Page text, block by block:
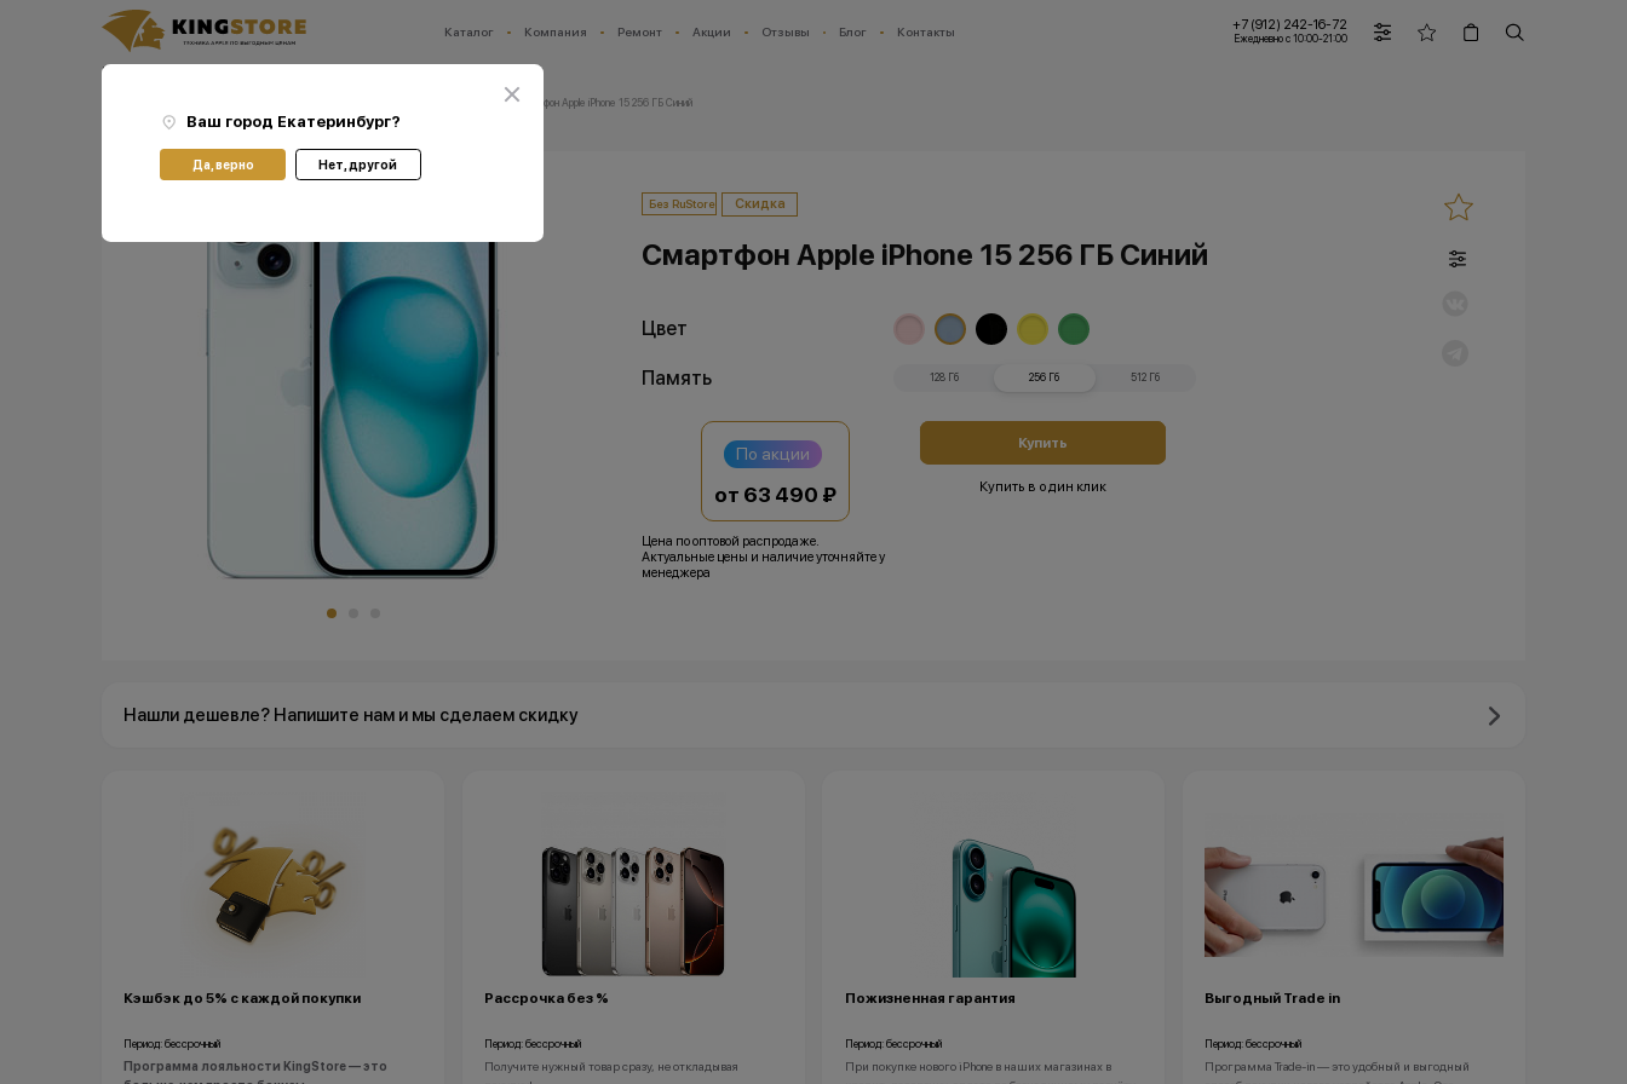
Каталог Компания Ремонт Акции Отзывы Блог Контакты +7 (912) 242-16-72
Ежедневно с 10:00-21:00
Ваш город:
Ваш город Екатеринбург?
Да, верно Нет, другой
Смартфон Apple iPhone 15 256 ГБ Синий
Без RuStore Скидка
Смартфон Apple iPhone 15 256 ГБ Синий
Цвет
Память 128 Гб 256 Гб 512 Гб
По акции
от 63 490 ₽
Цена по оптовой распродаже.
Актуальные цены и наличие уточняйте у
менеджера
Купить
Купить в один клик
Нашли дешевле? Напишите нам и мы сделаем скидку
Кэшбэк до 5% с каждой покупки
Период: бессрочный
Программа лояльности KingStore — это
Рассрочка без %
Период: бессрочный
Получите нужный товар сразу, не откладывая
Пожизненная гарантия
Период: бессрочный
При покупке нового iPhone в наших магазинах в
Выгодный Trade in
Период: бессрочный
Программа Trade-in — это удобный и выгодный